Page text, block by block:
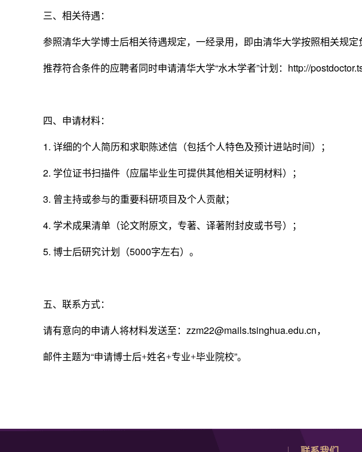
三、相关待遇：
参照清华大学博士后相关待遇规定，一经录用，即由清华大学按照相关规定
推荐符合条件的应聘者同时申请清华大学“水木学者”计划： http://
四、申请材料：
1. 详细的个人简历和求职陈述信（包括个人特色及预计进站时间）；
2. 学位证书扫描件（应届毕业生可提供其他相关证明材料）；
3. 曾主持或参与的重要科研项目及个人贡献；
4. 学术成果清单（论文附原文，专著、译著附封皮或书号）；
5. 博士后研究计划（5000字左右）。
五、联系方式：
请有意向的申请人将材料发送至： zzm22@mails.tsinghua.edu.cn，
邮件主题为“申请博士后+姓名+专业+毕业院校”。